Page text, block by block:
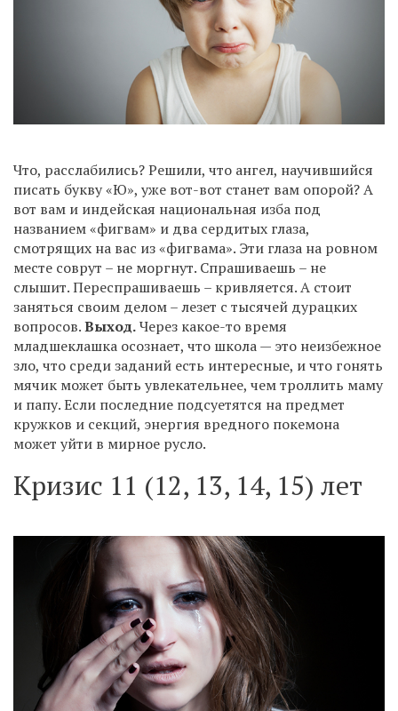
Что, расслабились? Решили, что ангел, научившийся
писать букву «Ю», уже вот-вот станет вам опорой? А
вот вам и индейская национальная изба под
названием «фигвам» и два сердитых глаза,
смотрящих на вас из «фигвама». Эти глаза на ровном
месте соврут – не моргнут. Спрашиваешь – не
слышит. Переспрашиваешь – кривляется. А стоит
заняться своим делом – лезет с тысячей дурацких
вопросов.Выход.Через какое-то время
младшеклашка осознает, что школа — это неизбежное
зло, что среди заданий есть интересные, и что гонять
мячик может быть увлекательнее, чем троллить маму
и папу. Если последние подсуетятся на предмет
кружков и секций, энергия вредного покемона
может уйти в мирное русло.
Кризис 11 (12, 13, 14, 15) лет